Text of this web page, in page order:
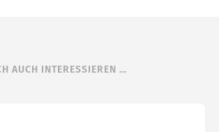
AUCH INTERESSIEREN …